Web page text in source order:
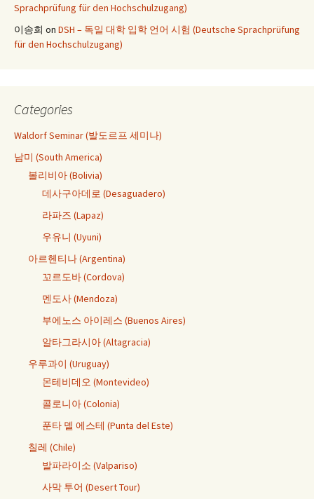
Sprachprüfung für den Hochschulzugang)
이송희 on DSH – 독일 대학 입학 언어 시험 (Deutsche Sprachprüfung
für den Hochschulzugang)
Categories
Waldorf Seminar (발도르프 세미나)
남미 (South America)
볼리비아 (Bolivia)
데사구아데로 (Desaguadero)
라파즈 (Lapaz)
우유니 (Uyuni)
아르헨티나 (Argentina)
꼬르도바 (Cordova)
멘도사 (Mendoza)
부에노스 아이레스 (Buenos Aires)
알타그라시아 (Altagracia)
우루과이 (Uruguay)
몬테비데오 (Montevideo)
콜로니아 (Colonia)
푼타 델 에스테 (Punta del Este)
칠레 (Chile)
발파라이소 (Valpariso)
사막 투어 (Desert Tour)